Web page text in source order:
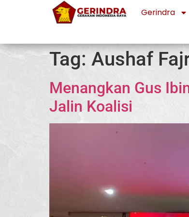
Gerindra
Tag: Aushaf
Menangkan Gus
Jalin Koalisi